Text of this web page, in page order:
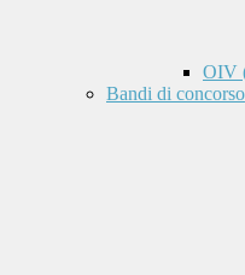
OIV
Bandi di concorso